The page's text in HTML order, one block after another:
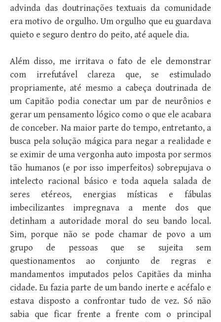
advinda das doutrinações textuais da comunidade
era motivo de orgulho. Um orgulho que eu guardava
quieto e seguro dentro do peito, até aquele dia.
Além disso, me irritava o fato de ele demonstrar
com irrefutável clareza que, se estimulado
propriamente, até mesmo a cabeça doutrinada de
um Capitão podia conectar um par de neurônios e
gerar um pensamento lógico como o que ele acabara
de conceber. Na maior parte do tempo, entretanto, a
busca pela solução mágica para negar a realidade e
se eximir de uma vergonha auto imposta por sermos
tão humanos (e por isso imperfeitos) sobrepujava o
intelecto racional básico e toda aquela salada de
seres etéreos, energias místicas e fábulas
imbecilizantes impregnava a mente dos que
detinham a autoridade moral do seu bando local.
Sim, porque não se pode chamar de povo a um
grupo de pessoas que se sujeita sem
questionamentos ao conjunto de regras e
mandamentos imputados pelos Capitães da minha
cidade. Eu fazia parte de um bando inerte e acéfalo e
estava disposto a confrontar tudo de vez. Só não
sabia que ficar frente a frente com o principal